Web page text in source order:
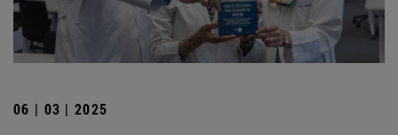
06 | 03 | 2025